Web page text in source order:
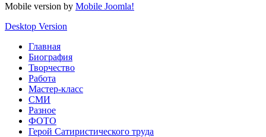
Mobile version by Mobile Joomla!
Desktop Version
Главная
Биография
Творчество
Работа
Мастер-класс
СМИ
Разное
ФОТО
Герой Сатиристического труда